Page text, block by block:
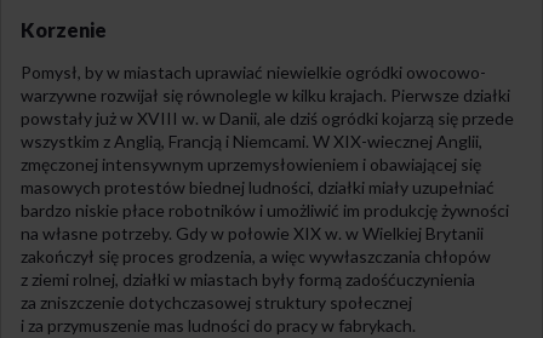
Korzenie
Pomysł, by w miastach uprawiać niewielkie ogródki owocowo-
warzywne rozwijał się równolegle w kilku krajach. Pierwsze działki
powstały już wXVIII w. w Danii, ale dziś ogródki kojarzą się przede
wszystkim z Anglią, Francją i Niemcami. WXIX-wiecznej Anglii,
zmęczonej intensywnym uprzemysłowieniem i obawiającej się
masowych protestów biednej ludności, działki miały uzupełniać
bardzo niskie płace robotników i umożliwić im produkcję żywności
na własne potrzeby. Gdy w połowie XIXw. w Wielkiej Brytanii
zakończył się proces grodzenia, a więc wywłaszczania chłopów
z ziemi rolnej, działki w miastach były formą zadośćuczynienia
za zniszczenie dotychczasowej struktury społecznej
i za przymuszenie mas ludności do pracy w fabrykach.